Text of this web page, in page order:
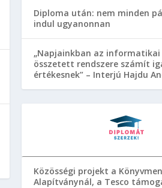
Diploma után: nem minden
indul ugyanonnan
„Napjainkban az informatikai
összetett rendszere számít
értékesnek” – Interjú Hajdu
Közösségi projekt a
Alapítványnál, a Tesco